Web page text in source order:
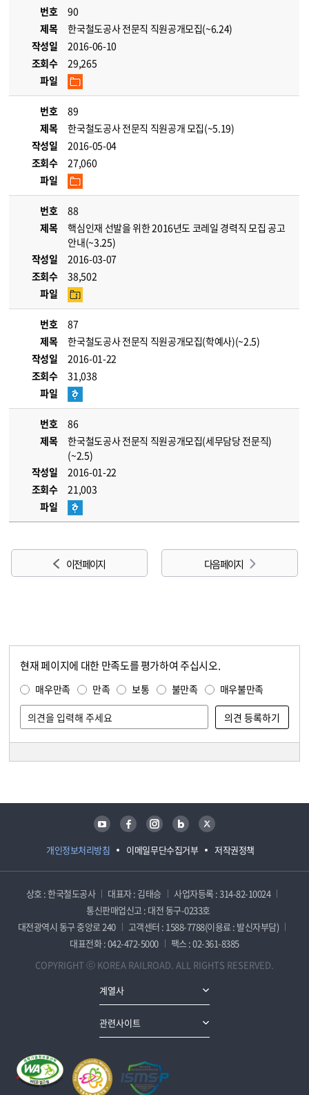
번호
90
제목
한국철도공사 전문직 직원공개모집(~6.24)
작성일
2016-06-10
조회수
29,265
파일
번호
89
제목
한국철도공사 전문직 직원공개 모집(~5.19)
작성일
2016-05-04
조회수
27,060
파일
번호
88
제목
핵심인재 선발을 위한 2016년도 코레일 경력직 모집 공고
안내(~3.25)
작성일
2016-03-07
조회수
38,502
파일
번호
87
제목
한국철도공사 전문직 직원공개모집(학예사)(~2.5)
작성일
2016-01-22
조회수
31,038
파일
번호
86
제목
한국철도공사 전문직 직원공개모집(세무담당 전문직)
(~2.5)
작성일
2016-01-22
조회수
21,003
파일
이전 페이지 다음 페이지
현재 페이지에 대한 만족도를 평가하여 주십시오.
매우만족 만족 보통 불만족 매우불만족
개인정보처리방침 이메일무단수집거부 저작권정책
유튜브 페이스북 인스타그램 블로그 트위터
상호 : 한국철도공사 대표자 : 김태승
사업자등록 : 314-82-10024
통신판매업신고 : 대전 동구-0233호
대전광역시 동구 중앙로 240
고객센터 : 1588-7788(이용료 : 발신자부담)
대표전화 : 042-472-5000
팩스 : 02-361-8385
COPYRIGHT ⓒ KOREA RAILROAD. ALL RIGHTS RESERVED.
계열사
관련사이트